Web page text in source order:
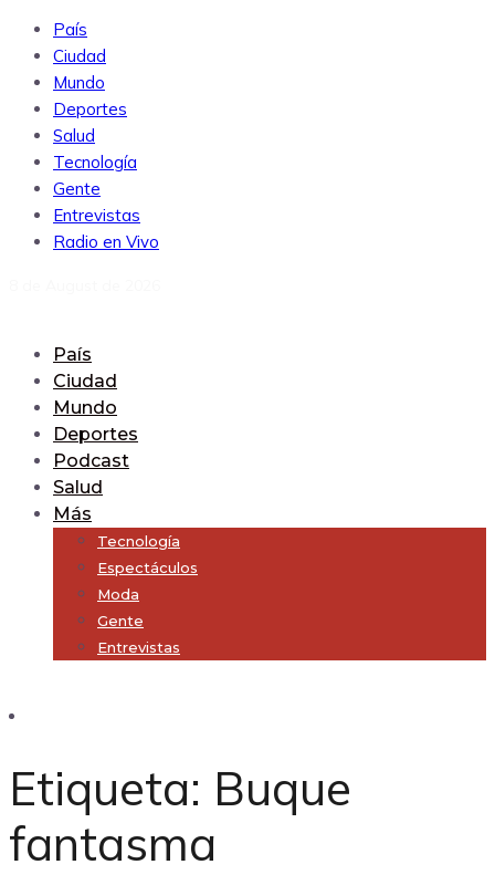
País
Ciudad
Mundo
Deportes
Salud
Tecnología
Gente
Entrevistas
Radio en Vivo
País
Ciudad
Mundo
Deportes
Podcast
Salud
Más
Tecnología
Espectáculos
Moda
Gente
Entrevistas
Etiqueta: Buque
fantasma